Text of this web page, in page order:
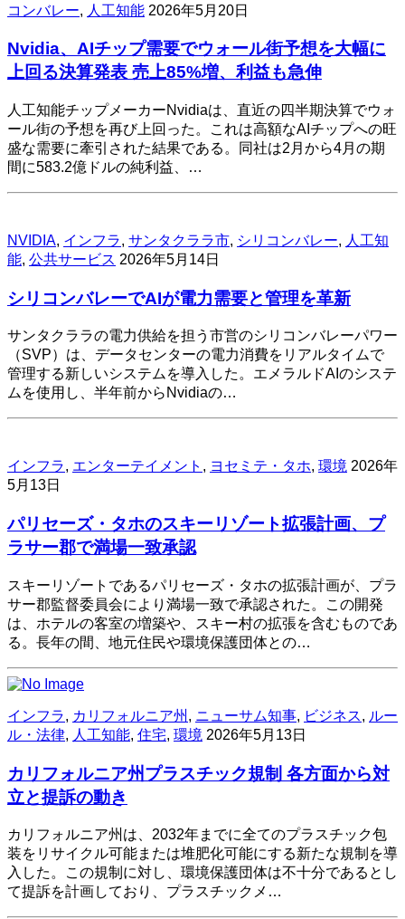
コンバレー, 人工知能 2026年5月20日
Nvidia、AIチップ需要でウォール街予想を大幅に
上回る決算発表 売上85%増、利益も急伸
人工知能チップメーカーNvidiaは、直近の四半期決算でウォ
ール街の予想を再び上回った。これは高額なAIチップへの旺
盛な需要に牽引された結果である。同社は2月から4月の期
間に583.2億ドルの純利益、…
NVIDIA, インフラ, サンタクララ市, シリコンバレー, 人工知
能, 公共サービス 2026年5月14日
シリコンバレーでAIが電力需要と管理を革新
サンタクララの電力供給を担う市営のシリコンバレーパワー
（SVP）は、データセンターの電力消費をリアルタイムで
管理する新しいシステムを導入した。エメラルドAIのシステ
ムを使用し、半年前からNvidiaの…
インフラ, エンターテイメント , ヨセミテ・タホ, 環境 2026年
5月13日
パリセーズ・タホのスキーリゾート拡張計画、プ
ラサー郡で満場一致承認
スキーリゾートであるパリセーズ・タホの拡張計画が、プラ
サー郡監督委員会により満場一致で承認された。この開発
は、ホテルの客室の増築や、スキー村の拡張を含むものであ
る。長年の間、地元住民や環境保護団体との…
インフラ, カリフォルニア州 , ニューサム知事, ビジネス, ルー
ル・法律, 人工知能, 住宅, 環境 2026年5月13日
カリフォルニア州プラスチック規制 各方面から対
立と提訴の動き
カリフォルニア州は、2032年までに全てのプラスチック包
装をリサイクル可能または堆肥化可能にする新たな規制を導
入した。この規制に対し、環境保護団体は不十分であるとし
て提訴を計画しており、プラスチックメ…